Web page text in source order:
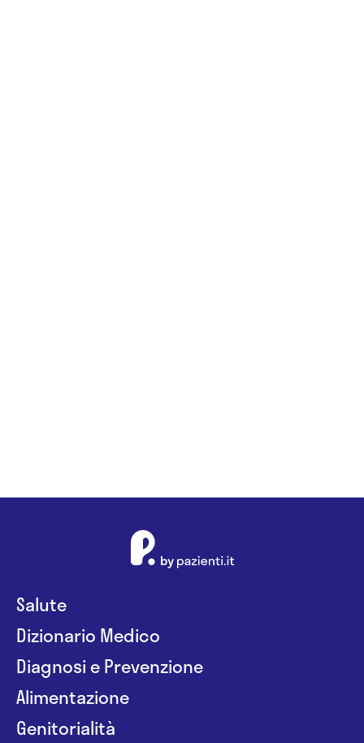
Salute
Dizionario Medico
Diagnosi e Prevenzione
Alimentazione
Genitorialità